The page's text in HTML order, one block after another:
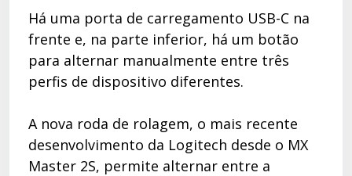
Há uma porta de carregamento USB-C na
frente e, na parte inferior, há um botão
para alternar manualmente entre três
perfis de dispositivo diferentes.
A nova roda de rolagem, o mais recente
desenvolvimento da Logitech desde o MX
Master 2S, permite alternar entre a